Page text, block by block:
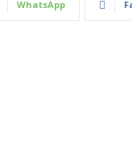
WhatsApp